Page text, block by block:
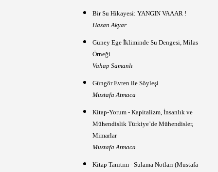
Bir Su Hikayesi: YANGIN VAAAR !
Hasan Akyar
Güney Ege İkliminde Su Dengesi, Milas
Örneği
Vahap Samanlı
Güngör Evren ile Söyleşi
Mustafa Atmaca
Kitap-Yorum - Kapitalizm, İnsanlık ve
Mühendislik Türkiye’de Mühendisler,
Mimarlar
Mustafa Atmaca
Kitap Tanıtım - Sulama Notları (Mustafa